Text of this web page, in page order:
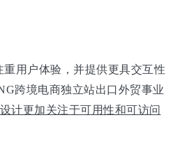
用户体验，并提供更具交互性
跨境电商独立站出口外贸事业
计更加关注于可用性和可访问